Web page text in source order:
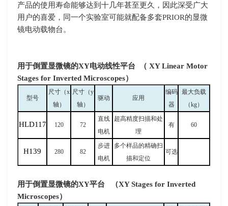
产品的使用寿命能够达到十几年甚至更久，因此深受广大
用户的喜爱，同一个实验室可能就配备多套PRIOR的显微
镜电动载物台。
用于倒置显微镜的XY电动线性平台 （ XY Linear Motor
Stages for Inverted Microscopes）
型号
尺寸（x
轴）
尺寸（y
轴）
驱动 应用
编码
器
最大负载
（kg）
HLD117 120 72
直线
电机
超高精度扫描和处
理
有 60
H139 280 82
步进
电机
多个样品的精确扫
描和定位
可选
用于倒置显微镜的XY平台
（XY Stages for Inverted
Microscopes）